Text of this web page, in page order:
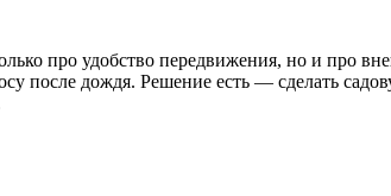
про удобство передвижения, но и про
после дождя. Решение есть — сделать